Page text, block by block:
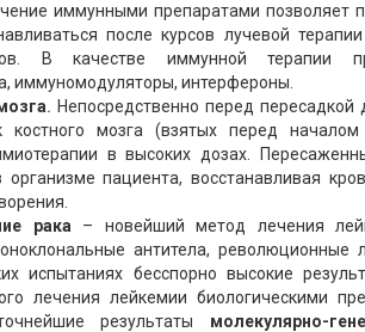
иммунными препаратами позволяет
после курсов лучевой
В качестве иммунной терапии
иммуномодуляторы, интерфероны.
. Непосредственно перед пересадкой
костного мозга (взятых перед началом
в высоких дозах.
пациента, восстанавливая
рака – новейший метод лечения
антитела, революционные
испытаниях бесспорно высокие
лечения лейкемии биологическими
результаты молекулярно-